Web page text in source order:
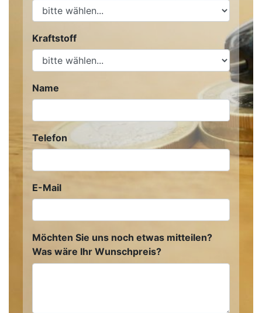
Kraftstoff
Name
Telefon
E-Mail
Möchten Sie uns noch etwas mitteilen?
Was wäre Ihr Wunschpreis?